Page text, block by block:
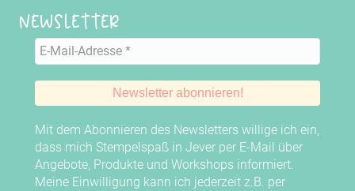
Newsletter
Mit dem Abonnieren des Newsletters willige ich ein,
dass mich Stempelspaß in Jever per E-Mail über
Angebote, Produkte und Workshops informiert.
Meine Einwilligung kann ich jederzeit z.B. per